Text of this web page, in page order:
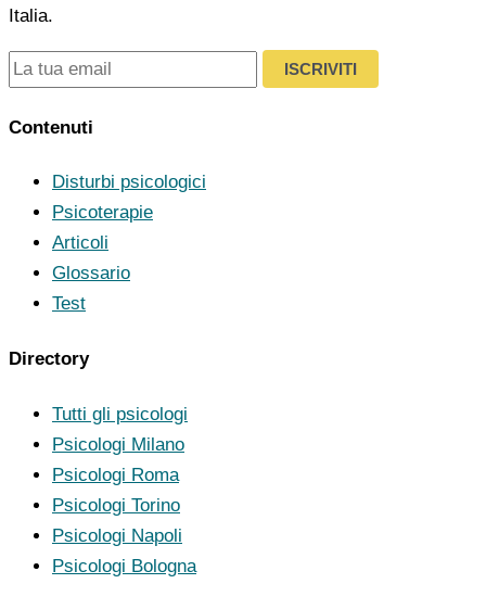
Italia.
ISCRIVITI
Contenuti
Disturbi psicologici
Psicoterapie
Articoli
Glossario
Test
Directory
Tutti gli psicologi
Psicologi Milano
Psicologi Roma
Psicologi Torino
Psicologi Napoli
Psicologi Bologna